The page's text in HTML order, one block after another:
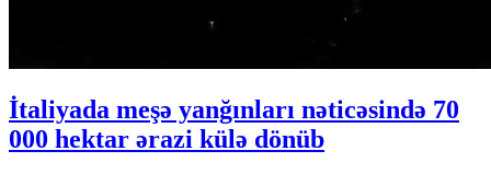
İtaliyada meşə yanğınları nəticəsində 70
000 hektar ərazi külə dönüb